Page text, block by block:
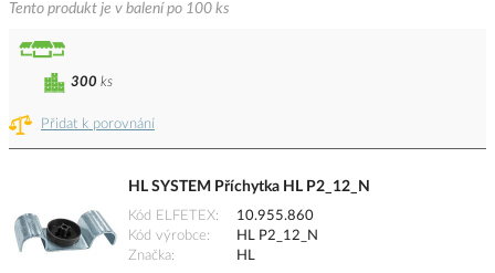
Tento produkt je v balení po 100 ks
Přidat k porovnání
300 ks
HL SYSTEM Příchytka HL P2_12_N
Kód ELFETEX
10.955.860
Kód výrobce
HL P2_12_N
Značka
HL